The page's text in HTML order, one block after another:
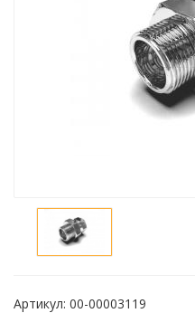
Артикул: 00-00003119